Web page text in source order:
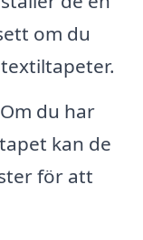
om du
Om du har
kan de
för att